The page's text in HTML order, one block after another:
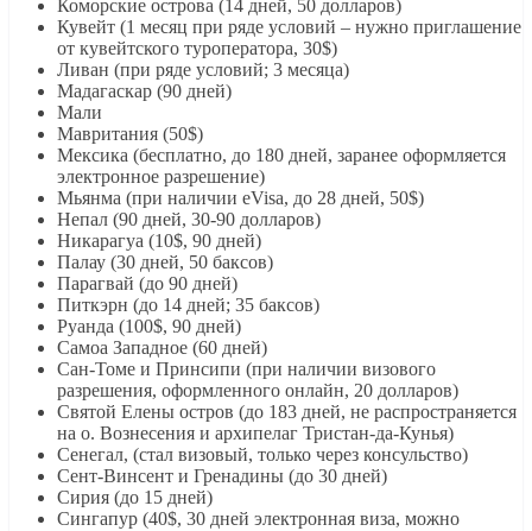
Коморские острова (14 дней, 50 долларов)
Кувейт (1 месяц при ряде условий – нужно приглашение
от кувейтского туроператора, 30$)
Ливан (при ряде условий; 3 месяца)
Мадагаскар (90 дней)
Мали
Мавритания (50$)
Мексика (бесплатно, до 180 дней, заранее оформляется
электронное разрешение)
Мьянма (при наличии eVisa, до 28 дней, 50$)
Непал (90 дней, 30-90 долларов)
Никарагуа (10$, 90 дней)
Палау (30 дней, 50 баксов)
Парагвай (до 90 дней)
Питкэрн (до 14 дней; 35 баксов)
Руанда (100$, 90 дней)
Самоа Западное (60 дней)
Сан-Томе и Принсипи (при наличии визового
разрешения, оформленного онлайн, 20 долларов)
Святой Елены остров (до 183 дней, не распространяется
на о. Вознесения и архипелаг Тристан-да-Кунья)
Сенегал, (стал визовый, только через консульство)
Сент-Винсент и Гренадины (до 30 дней)
Сирия (до 15 дней)
Сингапур (40$, 30 дней электронная виза, можно